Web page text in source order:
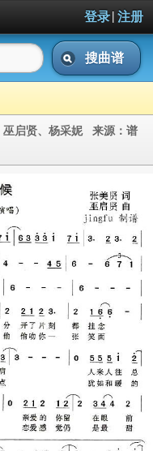
登录| 注册
搜曲谱
巫启贤、杨采妮 来源： 谱